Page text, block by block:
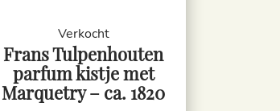
Verkocht
Frans Tulpenhouten
parfum kistje met
Marquetry – ca. 1820